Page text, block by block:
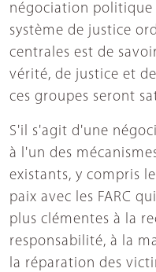
négociation politique
système de justice
centrales est de
vérité, de justice et
ces groupes seront
S'il s'agit d'une
à l'un des
existants, y compris
paix avec les FARC
plus clémentes à la
responsabilité, à la
la réparation des